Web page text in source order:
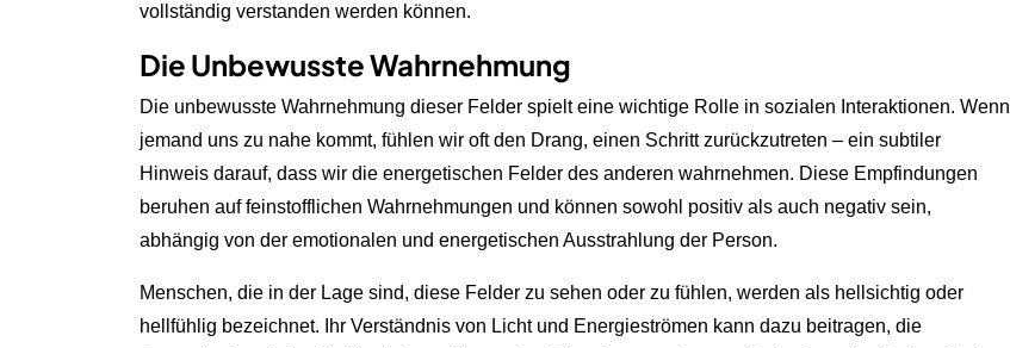
vollständig verstanden werden können.
Die Unbewusste Wahrnehmung
Die unbewusste Wahrnehmung dieser Felder spielt eine wichtige Rolle in sozialen Interaktionen. Wenn
jemand uns zu nahe kommt, fühlen wir oft den Drang, einen Schritt zurückzutreten – ein subtiler
Hinweis darauf, dass wir die energetischen Felder des anderen wahrnehmen. Diese Empfindungen
beruhen auf feinstofflichen Wahrnehmungen und können sowohl positiv als auch negativ sein,
abhängig von der emotionalen und energetischen Ausstrahlung der Person.
Menschen, die in der Lage sind, diese Felder zu sehen oder zu fühlen, werden als hellsichtig oder
hellfühlig bezeichnet. Ihr Verständnis von Licht und Energieströmen kann dazu beitragen, die